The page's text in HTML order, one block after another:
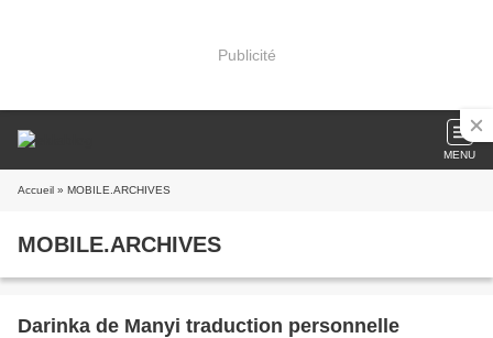
Publicité
MENU
Accueil » MOBILE.ARCHIVES
MOBILE.ARCHIVES
Darinka de Manyi traduction personnelle